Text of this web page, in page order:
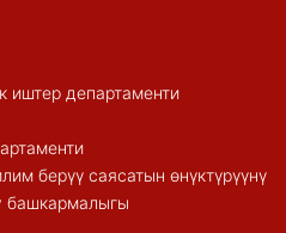
иштер департаменти
берүү саясатын өнүктүрүүнү
башкармалыгы